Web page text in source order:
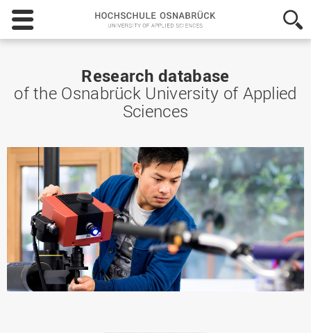
Hochschule
Osnabrück
-
Sciences
Research database
of the Osnabrück University of Applied
Sciences